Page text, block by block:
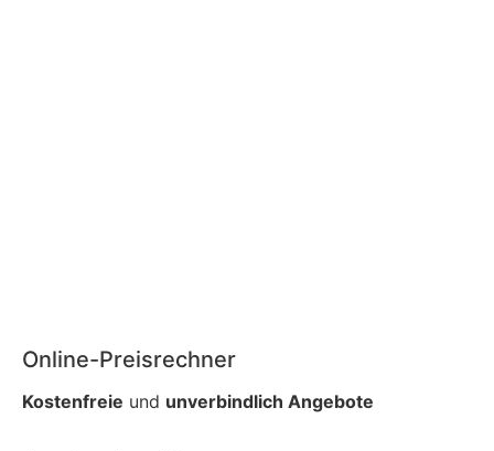
Online-Preisrechner
Kostenfreie und unverbindlich Angebote